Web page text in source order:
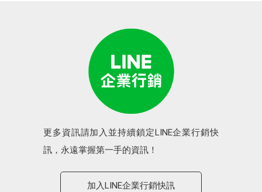
更多資訊請加入並持續鎖定LINE企業行銷快
訊，永遠掌握第一手的資訊！
加入LINE企業行銷快訊